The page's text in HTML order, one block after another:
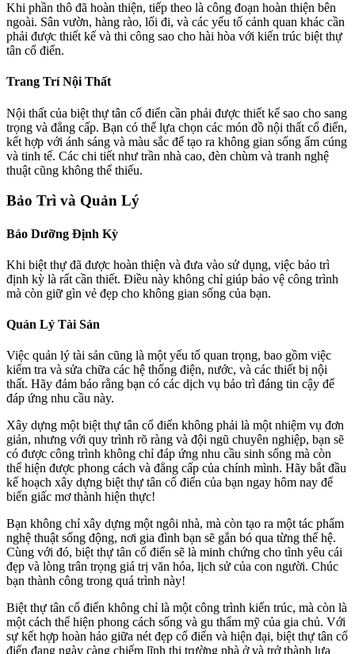
Khi phần thô đã hoàn thiện, tiếp theo là công đoạn hoàn thiện bên
ngoài. Sân vườn, hàng rào, lối đi, và các yếu tố cảnh quan khác cần
phải được thiết kế và thi công sao cho hài hòa với kiến trúc biệt thự
tân cổ điển.
Trang Trí Nội Thất
Nội thất của biệt thự tân cổ điển cần phải được thiết kế sao cho sang
trọng và đẳng cấp. Bạn có thể lựa chọn các món đồ nội thất cổ điển,
kết hợp với ánh sáng và màu sắc để tạo ra không gian sống ấm cúng
và tinh tế. Các chi tiết như trần nhà cao, đèn chùm và tranh nghệ
thuật cũng không thể thiếu.
Bảo Trì và Quản Lý
Bảo Dưỡng Định Kỳ
Khi biệt thự đã được hoàn thiện và đưa vào sử dụng, việc bảo trì
định kỳ là rất cần thiết. Điều này không chỉ giúp bảo vệ công trình
mà còn giữ gìn vẻ đẹp cho không gian sống của bạn.
Quản Lý Tài Sản
Việc quản lý tài sản cũng là một yếu tố quan trọng, bao gồm việc
kiểm tra và sửa chữa các hệ thống điện, nước, và các thiết bị nội
thất. Hãy đảm bảo rằng bạn có các dịch vụ bảo trì đáng tin cậy để
đáp ứng nhu cầu này.
Xây dựng một biệt thự tân cổ điển không phải là một nhiệm vụ đơn
giản, nhưng với quy trình rõ ràng và đội ngũ chuyên nghiệp, bạn sẽ
có được công trình không chỉ đáp ứng nhu cầu sinh sống mà còn
thể hiện được phong cách và đẳng cấp của chính mình. Hãy bắt đầu
kế hoạch xây dựng biệt thự tân cổ điển của bạn ngay hôm nay để
biến giấc mơ thành hiện thực!
Bạn không chỉ xây dựng một ngôi nhà, mà còn tạo ra một tác phẩm
nghệ thuật sống động, nơi gia đình bạn sẽ gắn bó qua từng thế hệ.
Cùng với đó, biệt thự tân cổ điển sẽ là minh chứng cho tình yêu cái
đẹp và lòng trân trọng giá trị văn hóa, lịch sử của con người. Chúc
bạn thành công trong quá trình này!
Biệt thự tân cổ điển không chỉ là một công trình kiến trúc, mà còn là
một cách thể hiện phong cách sống và gu thẩm mỹ của gia chủ. Với
sự kết hợp hoàn hảo giữa nét đẹp cổ điển và hiện đại, biệt thự tân cổ
điển đang ngày càng chiếm lĩnh thị trường nhà ở và trở thành lựa